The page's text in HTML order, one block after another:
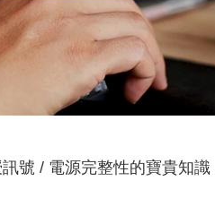
號 / 電源完整性的寶貴知